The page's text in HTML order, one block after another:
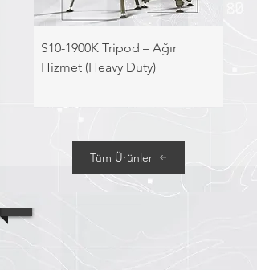
S10-1900K Tripod – Ağır
Hizmet (Heavy Duty)
Tüm Ürünler